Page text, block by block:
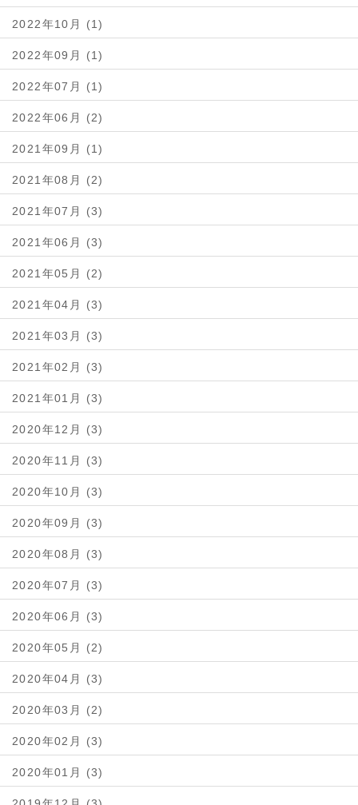
2022年10月 (1)
2022年09月 (1)
2022年07月 (1)
2022年06月 (2)
2021年09月 (1)
2021年08月 (2)
2021年07月 (3)
2021年06月 (3)
2021年05月 (2)
2021年04月 (3)
2021年03月 (3)
2021年02月 (3)
2021年01月 (3)
2020年12月 (3)
2020年11月 (3)
2020年10月 (3)
2020年09月 (3)
2020年08月 (3)
2020年07月 (3)
2020年06月 (3)
2020年05月 (2)
2020年04月 (3)
2020年03月 (2)
2020年02月 (3)
2020年01月 (3)